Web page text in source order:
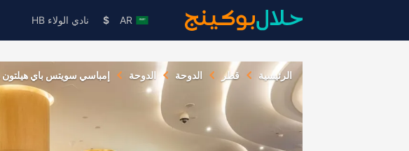
AR
$ نادي الولاء HB
الرئيسية قطر الدوحة الدوحة إمباسي سويتس باي هيلتون